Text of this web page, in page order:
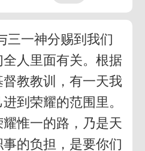
三一神分赐到我们
人里面有关。根据
教教训，有一天我
到荣耀的范围里。
惟一的路，乃是天
的负担，是要你们